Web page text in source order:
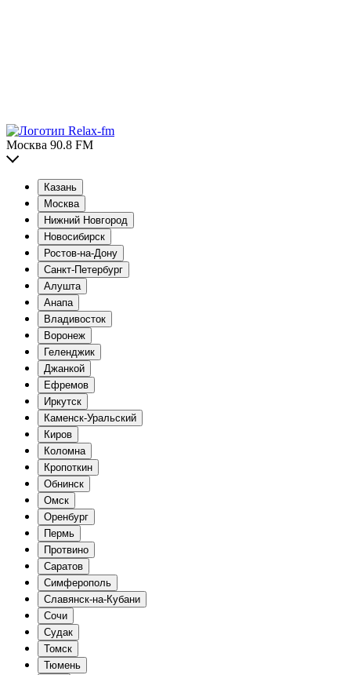
Москва 90.8 FM
Казань
Москва
Нижний Новгород
Новосибирск
Ростов-на-Дону
Санкт-Петербург
Алушта
Анапа
Владивосток
Воронеж
Геленджик
Джанкой
Ефремов
Иркутск
Каменск-Уральский
Киров
Коломна
Кропоткин
Обнинск
Омск
Оренбург
Пермь
Протвино
Саратов
Симферополь
Славянск-на-Кубани
Сочи
Судак
Томск
Тюмень